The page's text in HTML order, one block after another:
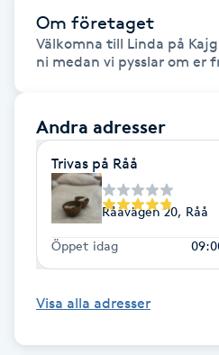
Makeup
Massage
Medial vägledning
Om företaget
Välkomna till Linda på
ni medan vi pysslar om er
Andra adresser
Trivas på Råå
Rååvägen 20, Råå
Öppet idag
Visa alla adresser